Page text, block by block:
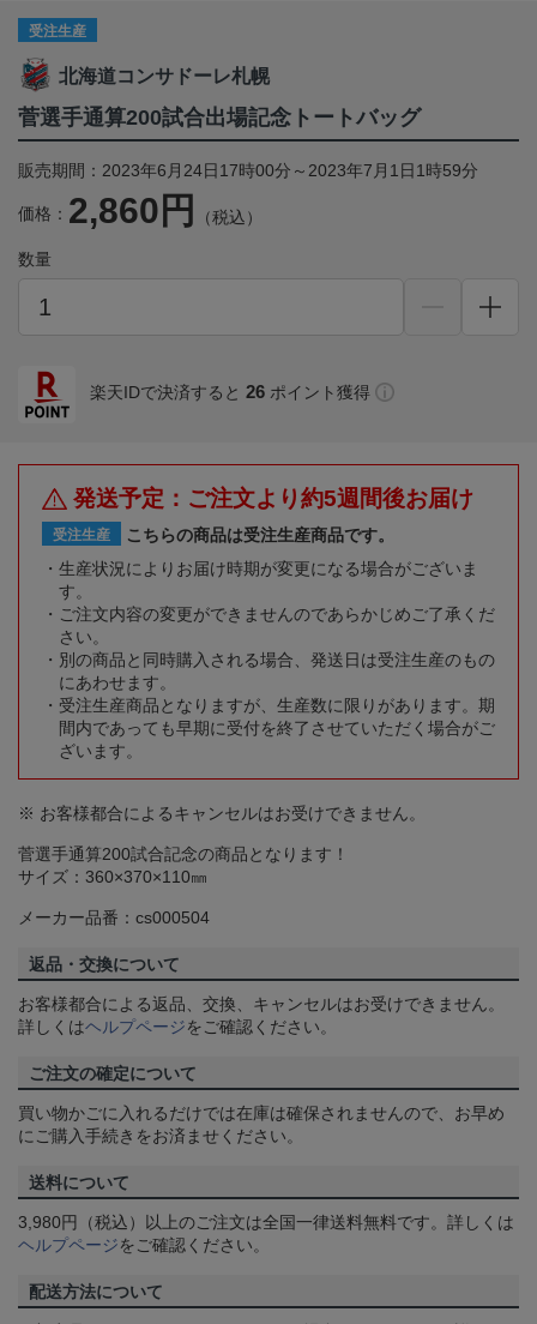
受注生産
北海道コンサドーレ札幌
菅選手通算200試合出場記念トートバッグ
販売期間：2023年6月24日17時00分～2023年7月1日1時59分
価格： 2,860円 （税込）
数量
楽天IDで決済すると 26 ポイント獲得
発送予定：ご注文より約5週間後お届け
受注生産
こちらの商品は受注生産商品です。
生産状況によりお届け時期が変更になる場合がございま
す。
ご注文内容の変更ができませんのであらかじめご了承くだ
さい。
別の商品と同時購入される場合、発送日は受注生産のもの
にあわせます。
受注生産商品となりますが、生産数に限りがあります。期
間内であっても早期に受付を終了させていただく場合がご
ざいます。
※ お客様都合によるキャンセルはお受けできません。
菅選手通算200試合記念の商品となります！
サイズ：360×370×110㎜
メーカー品番：cs000504
返品・交換について
お客様都合による返品、交換、キャンセルはお受けできません。
詳しくはヘルプページをご確認ください。
ご注文の確定について
買い物かごに入れるだけでは在庫は確保されませんので、お早め
にご購入手続きをお済ませください。
送料について
3,980円（税込）以上のご注文は全国一律送料無料です。詳しくは
ヘルプページをご確認ください。
配送方法について